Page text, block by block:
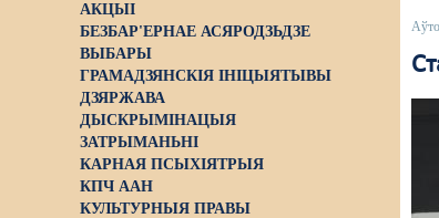
АКЦЫІ
БЕЗБАР'ЕРНАЕ АСЯРОДЗЬДЗЕ
ВЫБАРЫ
ГРАМАДЗЯНСКІЯ ІНІЦЫЯТЫВЫ
ДЗЯРЖАВА
ДЫСКРЫМІНАЦЫЯ
ЗАТРЫМАНЬНІ
КАРНАЯ ПСЫХІЯТРЫЯ
КПЧ ААН
КУЛЬТУРНЫЯ ПРАВЫ